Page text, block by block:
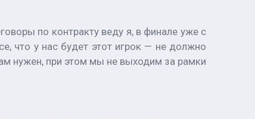
по контракту веду я, в финале уже с
что у нас будет этот игрок — не должно
нужен, при этом мы не выходим за рамки